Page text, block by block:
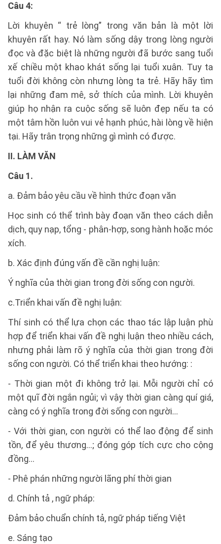
Câu 4:
Lời khuyên “ trẻ lòng” trong văn bản là một lời
khuyên rất hay. Nó làm sống dậy trong lòng người
đọc và đặc biệt là những người đã bước sang tuổi
xế chiều một khao khát sống lại tuổi xuân. Tuy ta
tuổi đời không còn nhưng lòng ta trẻ. Hãy hãy tìm
lại những đam mê, sở thích của mình. Lời khuyên
giúp họ nhận ra cuộc sống sẽ luôn đẹp nếu ta có
một tâm hồn luôn vui vẻ hạnh phúc, hài lòng về hiện
tại. Hãy trân trọng những gì mình có được.
II. LÀM VĂN
Câu 1.
a. Đảm bảo yêu cầu về hình thức đoạn văn
Học sinh có thể trình bày đoạn văn theo cách diễn
dịch, quy nạp, tổng - phân-hợp, song hành hoặc móc
xích.
b. Xác định đúng vấn đề cần nghị luận:
Ý nghĩa của thời gian trong đời sống con người.
c.Triển khai vấn đề nghị luận:
Thí sinh có thể lựa chọn các thao tác lập luận phù
hợp để triển khai vấn đề nghị luận theo nhiều cách,
nhưng phải làm rõ ý nghĩa của thời gian trong đời
sống con người. Có thể triển khai theo hướng: :
- Thời gian một đi không trở lại. Mỗi người chỉ có
một quĩ đời ngắn ngủi; vì vậy thời gian càng quí giá,
càng có ý nghĩa trong đời sống con người...
- Với thời gian, con người có thể lao động để sinh
tồn, để yêu thương...; đóng góp tích cực cho cộng
đồng…
- Phê phán những người lãng phí thời gian
d. Chính tả , ngữ pháp:
Đảm bảo chuẩn chính tả, ngữ pháp tiếng Việt
e. Sáng tạo